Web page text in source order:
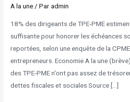
A la une/ Paradmin
18% des dirigeants de TPE-PME
suffisante pour honorer les échéances
reportées, selon une enquête de la
entrepreneurs. Economie A la une
des TPE-PME n'ont pas assez de
dettes fiscales et sociales Source […]